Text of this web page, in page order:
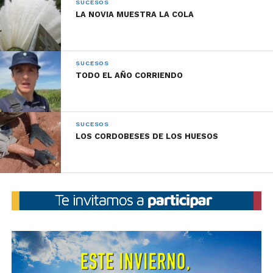
Reproductor
de
audio
SUCESOS
LA NOVIA MUESTRA LA COLA
SUCESOS
TODO EL AÑO CORRIENDO
SUCESOS
LOS CORDOBESES DE LOS HUESOS